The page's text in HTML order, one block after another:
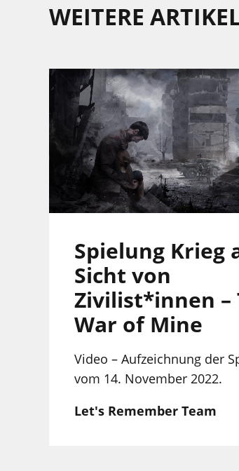
WEITERE
Spielung Krieg
Sicht von
Zivilist*innen –
War of Mine
Video – Aufzeichnung der
vom 14. November 2022.
Let's Remember Team